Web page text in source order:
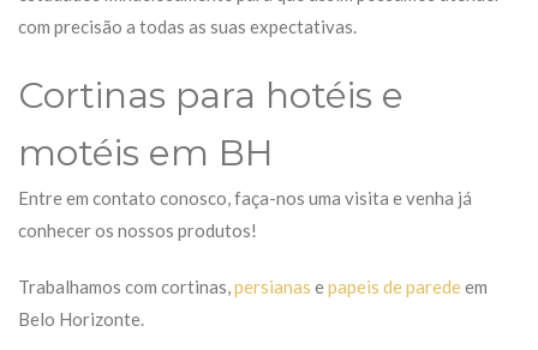
com precisão a todas as suas expectativas.
Cortinas para hotéis e
motéis em BH
Entre em contato conosco, faça-nos uma visita e venha já
conhecer os nossos produtos!
Trabalhamos com cortinas,persianas epapeis de paredeem
Belo Horizonte.